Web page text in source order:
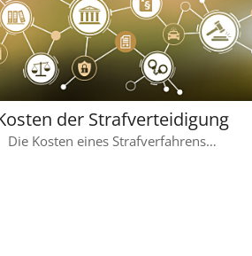
der Strafverteidigung
Die Kosten eines Strafverfahrens…